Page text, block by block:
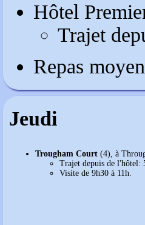
Hôtel
Trajet
Repas
Jeudi
Trougham Court (4), à
Trajet depuis de l'hôtel:
Visite de 9h30 à 11h.